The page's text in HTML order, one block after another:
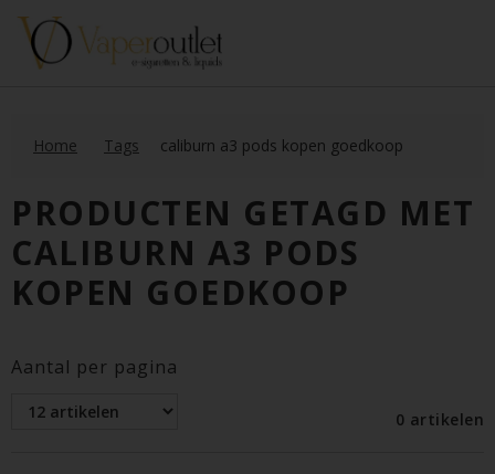
Home Tags caliburn a3 pods kopen goedkoop
PRODUCTEN GETAGD MET
CALIBURN A3 PODS
KOPEN GOEDKOOP
Aantal per pagina
0 artikelen